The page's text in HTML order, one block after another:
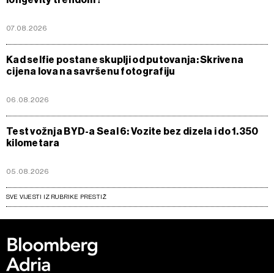
07.08.2026
Kad selfie postane skuplji od putovanja: Skrivena
cijena lova na savršenu fotografiju
06.08.2026
Test vožnja BYD-a Seal 6: Vozite bez dizela i do 1.350
kilometara
05.08.2026
SVE VIJESTI IZ RUBRIKE PRESTIŽ